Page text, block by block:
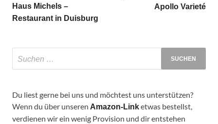
Haus Michels –
Restaurant in Duisburg
Apollo Varieté
Du liest gerne bei uns und möchtest uns unterstützen?
Wenn du über unseren Amazon-Linketwas bestellst,
verdienen wir ein wenig Provision und dir entstehen